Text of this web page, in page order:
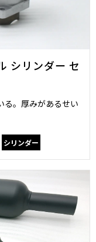
シリンダー セ
る。厚みがあるせい
シリンダー